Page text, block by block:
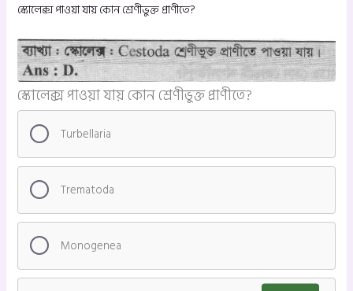
স্কোলেক্স পাওয়া যায় কোন শ্রেণীভুক্ত প্রাণীতে?
স্কোলেক্স পাওয়া যায় কোন শ্রেণীভুক্ত প্রাণীতে?
Turbellaria
Trematoda
Monogenea